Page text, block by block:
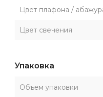
Цвет плафона /
Цвет свечения
Упаковка
Объем упаковки